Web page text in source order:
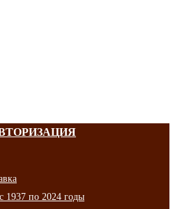
1937 по 2024 годы